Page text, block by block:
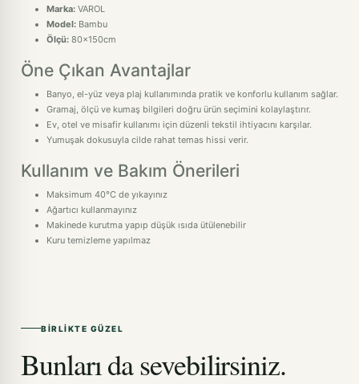
Marka: VAROL
Model: Bambu
Ölçü: 80x150cm
Öne Çıkan Avantajlar
Banyo, el-yüz veya plaj kullanımında pratik ve konforlu kullanım sağlar.
Gramaj, ölçü ve kumaş bilgileri doğru ürün seçimini kolaylaştırır.
Ev, otel ve misafir kullanımı için düzenli tekstil ihtiyacını karşılar.
Yumuşak dokusuyla cilde rahat temas hissi verir.
Kullanım ve Bakım Önerileri
Maksimum 40°C de yıkayınız
Ağartıcı kullanmayınız
Makinede kurutma yapıp düşük ısıda ütülenebilir
Kuru temizleme yapılmaz
BIRLIKTE GÜZEL
Bunları da sevebilirsiniz.